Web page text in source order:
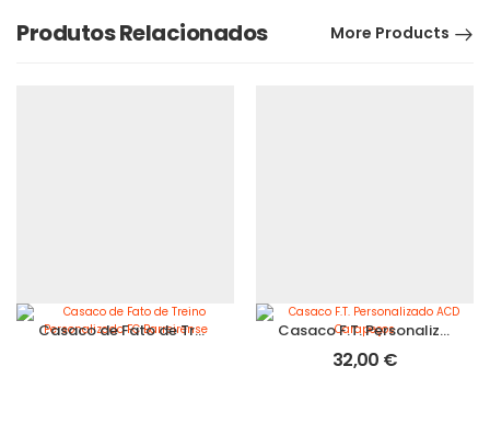
Produtos Relacionados More Products
Casaco de Fato de Treino Personalizado FC Barreirense Casaco F.T. Personalizado ACD Carapeços
32,00 €